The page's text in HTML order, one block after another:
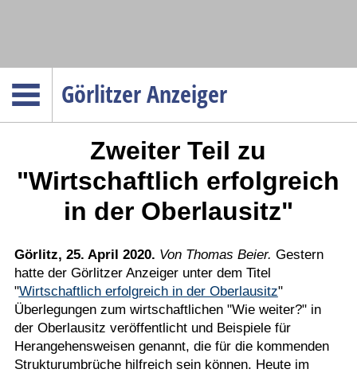
Görlitzer Anzeiger
Gesellschaft
Wirtschaft
Verkehr
Gesundheit
Kultur
Sport
Zweiter Teil zu
"Wirtschaftlich erfolgreich
in der Oberlausitz"
Görlitz, 25. April 2020. Von Thomas Beier. Gestern
hatte der Görlitzer Anzeiger unter dem Titel
"Wirtschaftlich erfolgreich in der Oberlausitz"
Überlegungen zum wirtschaftlichen "Wie weiter?" in
der Oberlausitz veröffentlicht und Beispiele für
Herangehensweisen genannt, die für die kommenden
Strukturumbrüche hilfreich sein können. Heute im